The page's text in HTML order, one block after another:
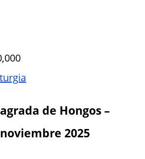
de Hongos –
2025